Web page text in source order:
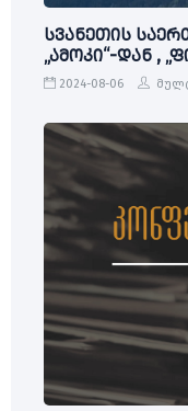
სვანეთის
„ამოკი“-დან ,
2024-08-06